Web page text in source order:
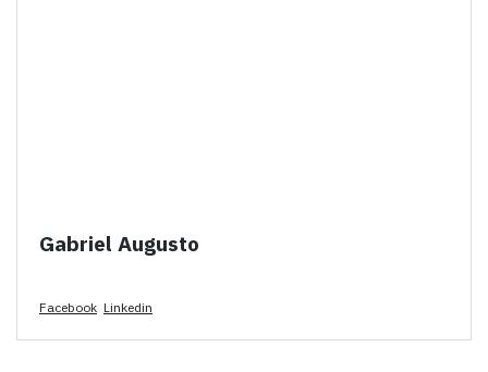
Gabriel Augusto
Facebook Linkedin